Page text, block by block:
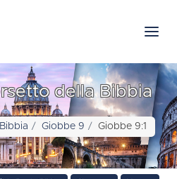
della Bibbia
Giobbe 9 Giobbe 9:1